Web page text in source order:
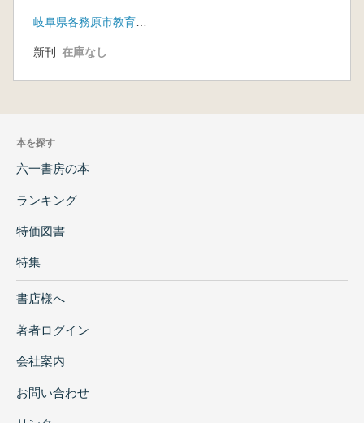
岐阜県各務原市教育委員会
新刊 在庫なし
本を探す
六一書房の本
ランキング
特価図書
特集
書店様へ
著者ログイン
会社案内
お問い合わせ